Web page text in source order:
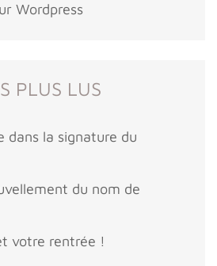
Wordpress
PLUS LUS
dans la signature du
du nom de
votre rentrée !